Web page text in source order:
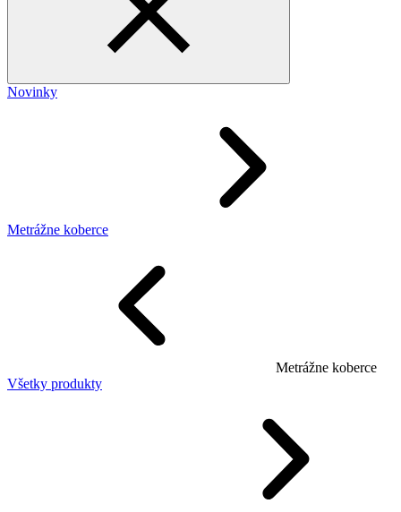
Novinky
Metrážne koberce
Metrážne koberce
Všetky produkty